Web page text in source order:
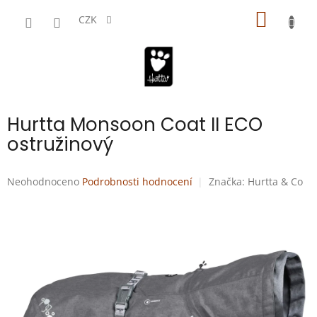
CZK
Hurtta Monsoon Coat II ECO
ostružinový
Průměrné
Neohodnoceno Podrobnosti hodnocení Značka: Hurtta & Co